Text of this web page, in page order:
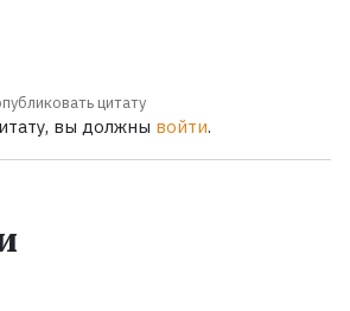
цитату
вы должны войти.